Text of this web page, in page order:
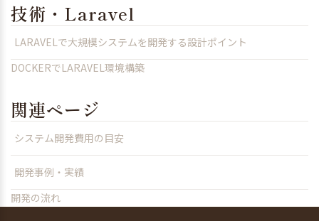
技術・Laravel
LARAVELで大規模システムを開発する設計ポイント
DOCKERでLARAVEL環境構築
関連ページ
システム開発費用の目安
開発事例・実績
開発の流れ